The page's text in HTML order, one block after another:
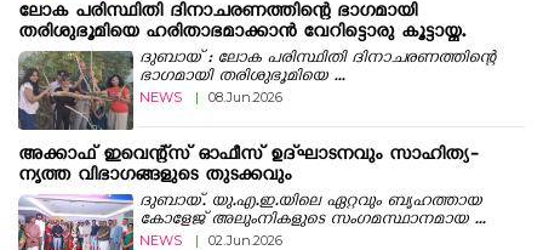
ലോക പരിസ്ഥിതി ദിനാചരണത്തിന്റെ ഭാഗമായി
തരിശുഭൂമിയെ ഹരിതാഭമാക്കാൻ വേറിട്ടൊരു കൂട്ടായ്മ.
ദുബായ് : ലോക പരിസ്ഥിതി ദിനാചരണത്തിന്റെ
ഭാഗമായി തരിശുഭൂമിയെ ...
NEWS | 08.Jun.2026
അക്കാഫ് ഇവെന്റ്‌സ് ഓഫീസ് ഉദ്‌ഘാടനവും സാഹിത്യ-
നൃത്ത വിഭാഗങ്ങളുടെ തുടക്കവും
ദുബായ്. യു.എ.ഇ.യിലെ ഏറ്റവും ബൃഹത്തായ
കോളേജ് അലുംനികളുടെ സംഗമസ്ഥാനമായ ...
NEWS | 02.Jun.2026